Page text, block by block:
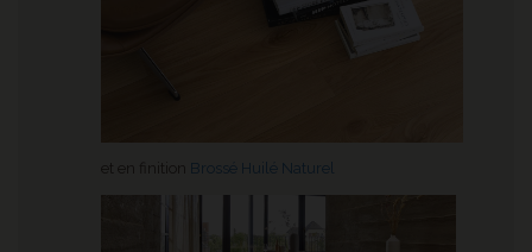
et en finition Brossé Huilé Naturel